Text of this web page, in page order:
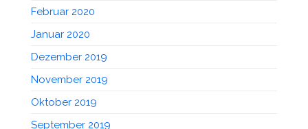
Februar 2020
Januar 2020
Dezember 2019
November 2019
Oktober 2019
September 2019